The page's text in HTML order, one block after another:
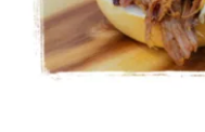
Dranken
Droge Kruidenierswaren